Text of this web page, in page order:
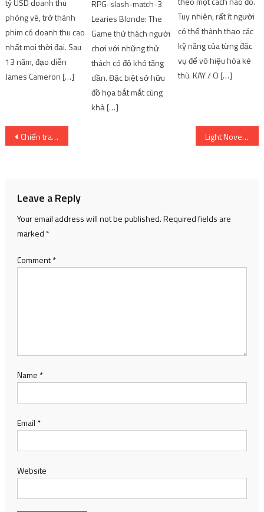
phòng vé, trở thành
phim có doanh thu cao
nhất mọi thời đại. Sau
13 năm, đạo diễn
James Cameron […]
RPG-slash-match-3
Learies Blonde: The
Game thử thách người
chơi với những thử
thách có độ khó tăng
dần. Đặc biệt sở hữu
đồ họa bắt mắt cùng
khả […]
Tuy nhiên, rất ít người
có thể thành thạo các
kỹ năng của từng đặc
vụ để vô hiệu hóa kẻ
thù. KAY / O […]
Post
Chiến tranh bảy ngày – Tất cả anime Light Novel vs Manga [Recommendations]
Leave a Reply
Your email address will not be published.Required fields are
marked *
Comment*
Name *
Email *
Website